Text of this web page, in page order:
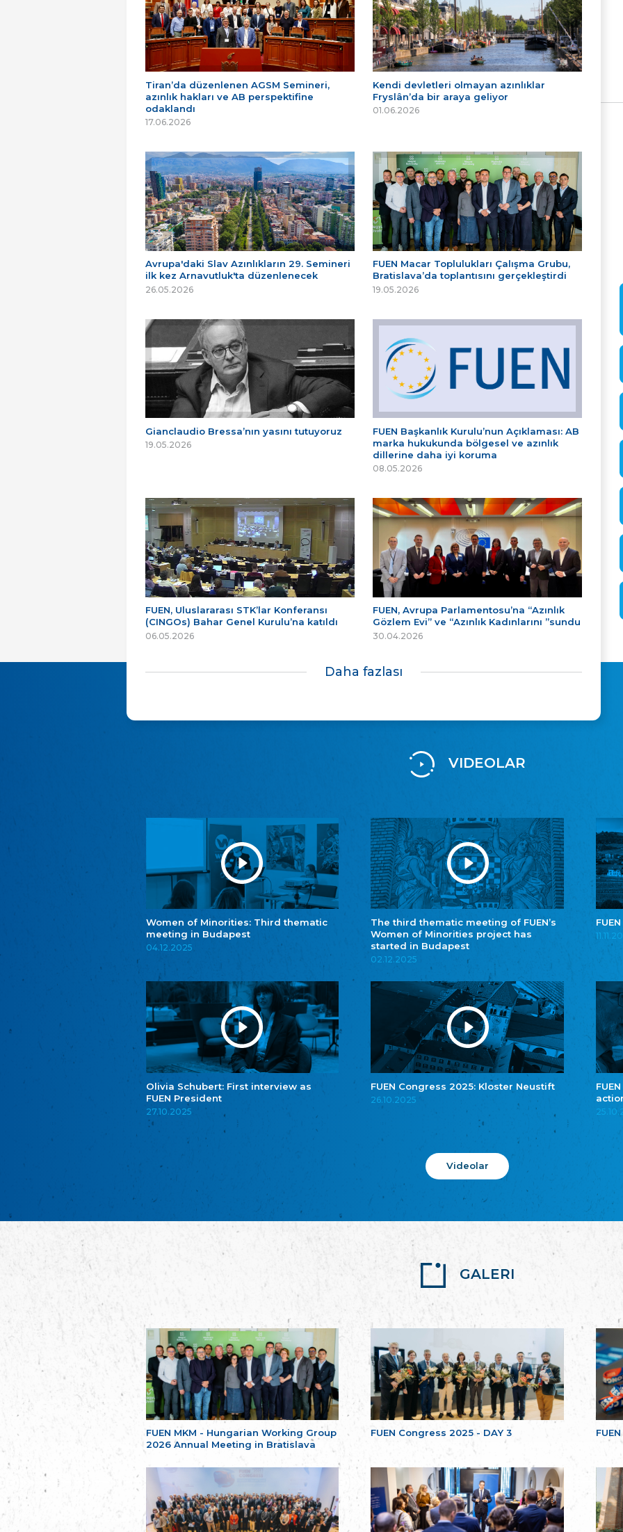
Tiran’da düzenlenen AGSM Semineri,
azınlık hakları ve AB perspektifine
odaklandı
17.06.2026
Kendi devletleri olmayan azınlıklar
Fryslân’da bir araya geliyor
01.06.2026
Avrupa'daki Slav Azınlıkların 29. Semineri
ilk kez Arnavutluk'ta düzenlenecek
26.05.2026
FUEN Macar Toplulukları Çalışma Grubu,
Bratislava’da toplantısını gerçekleştirdi
19.05.2026
Gianclaudio Bressa’nın yasını tutuyoruz
19.05.2026
FUEN Başkanlık Kurulu’nun Açıklaması: AB
marka hukukunda bölgesel ve azınlık
dillerine daha iyi koruma
08.05.2026
FUEN, Uluslararası STK’lar Konferansı
(CINGOs) Bahar Genel Kurulu’na katıldı
06.05.2026
FUEN, Avrupa Parlamentosu’na “Azınlık
Gözlem Evi” ve “Azınlık Kadınlarını ”sundu
30.04.2026
Daha fazlası
VIDEOLAR
Women of Minorities: Third thematic
meeting in Budapest
04.12.2025
The third thematic meeting of FUEN’s
Women of Minorities project has
started in Budapest
02.12.2025
Olivia Schubert: First interview as
FUEN President
27.10.2025
FUEN Congress 2025: Kloster Neustift
26.10.2025
Videolar
GALERI
FUEN MKM - Hungarian Working Group
2026 Annual Meeting in Bratislava
FUEN Congress 2025 - DAY 3